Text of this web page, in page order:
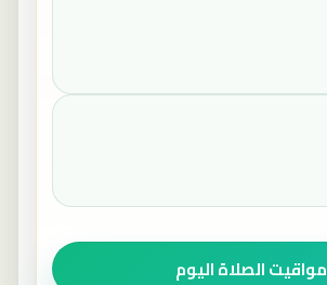
مواقيت الصلاة اليوم